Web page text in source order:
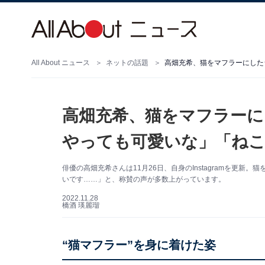
All About ニュース ネットの話題
高畑充希、猫をマフラー
やっても可愛いな」「ね
俳優の高畑充希さんは11月26日、自身のInstagramを更新。猫
いです……」と、称賛の声が多数上がっています。
2022.11.28
橋酒 瑛麗瑠
“猫マフラー”を身に着けた姿